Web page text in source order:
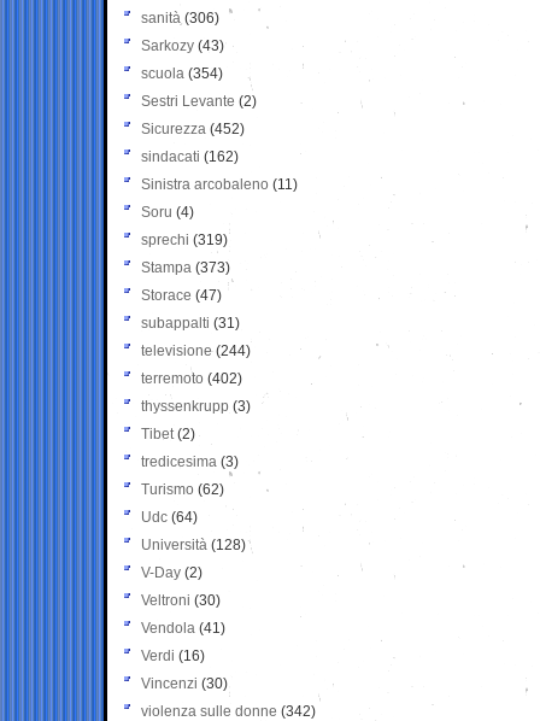
sanità (306)
Sarkozy (43)
scuola (354)
Sestri Levante (2)
Sicurezza (452)
sindacati (162)
Sinistra arcobaleno (11)
Soru (4)
sprechi (319)
Stampa (373)
Storace (47)
subappalti (31)
televisione(244)
terremoto (402)
thyssenkrupp (3)
Tibet(2)
tredicesima (3)
Turismo (62)
Udc (64)
Università (128)
V-Day (2)
Veltroni (30)
Vendola (41)
Verdi (16)
Vincenzi (30)
violenza sulle donne (342)